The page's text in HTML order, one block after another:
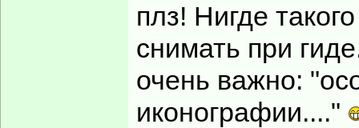
плз! Нигде
снимать при
очень важно:
иконографии...."